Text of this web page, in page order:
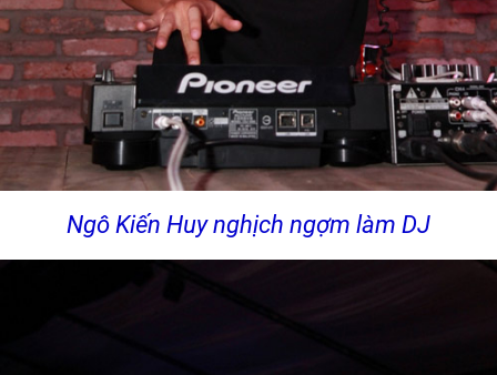
Ngô Kiến Huy nghịch ngợm làm DJ